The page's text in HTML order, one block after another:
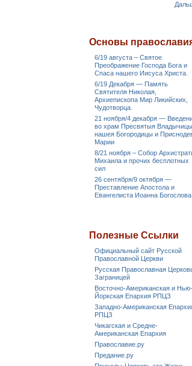
Основы
6/19 августа – Святое
Преображение Господа Бога и
Спаса нашего Иисуса Христа.
6/19 Декабря — Память
Святителя Николая,
Архиепископа Мир Ликийских,
Чудотворца.
21 ноября/4 декабря —
во храм Пресвятыя Владычицы
нашея Богородицы и
Марии
8/21 ноября – Собор
Михаила и прочих бесплотных
сил
26 сентября/9 октября —
Преставление Апостола и
Евангелиста Иоанна Богослова.
Полезные Ссылки
Официальный сайт Русской
Православной Церкви
Русская Православная
Заграницей
Восточно-Американская и Нью-
Йоркская Епархия РПЦЗ
Западно-Американская
РПЦЗ
Чикагская и Средне-
Американская Епархия
Православие.ру
Предание.ру